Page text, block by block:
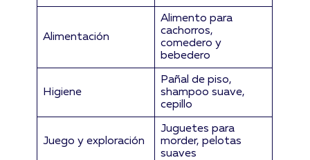
Alimentación
Alimento para
cachorros,
comedero y
bebedero
Higiene
Pañal de piso,
shampoo suave,
cepillo
Juego y exploración
Juguetes para
morder, pelotas
suaves